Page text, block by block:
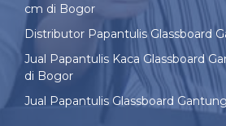
cm di Bogor
Distributor Papantulis Glassboard
Jual Papantulis Kaca Glassboard
di Bogor
Jual Papantulis Glassboard